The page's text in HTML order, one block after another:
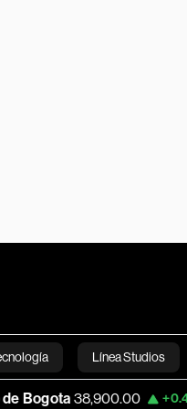
Línea Studios
English+0.46% Apple